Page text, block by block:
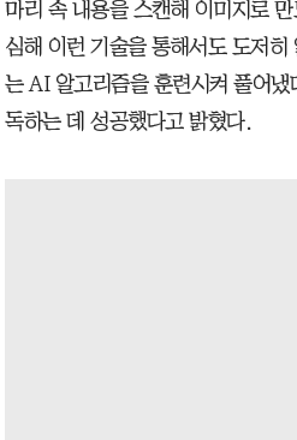
마리 속 내용을 스캔해 이미지로
심해 이런 기술을 통해서도 도저
는 AI 알고리즘을 훈련시켜 풀어
독하는 데 성공했다고 밝혔다.